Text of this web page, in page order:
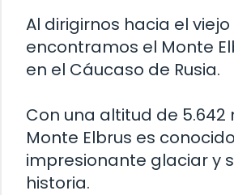
Al dirigirnos hacia el
encontramos el Monte
en el Cáucaso de Rusia.
Con una altitud de 5.642
Monte Elbrus es
impresionante glaciar y
historia.